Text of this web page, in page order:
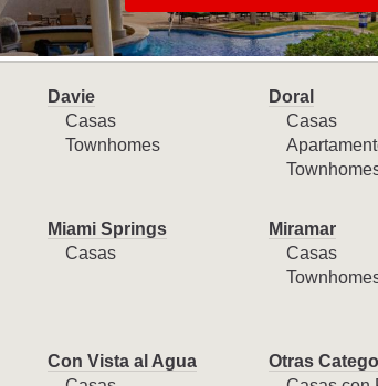
Davie
Casas
Townhomes
Doral
Casas
Miami Springs
Casas
Miramar
Casas
Con Vista al Agua
Otras